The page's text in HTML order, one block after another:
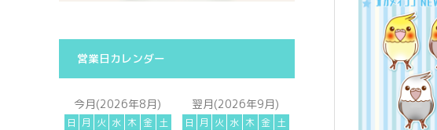
営業日カレンダー
今月(2026年8月)
日 月 火 水 木 金 土
翌月(2026年9月)
日 月 火 水 木 金 土